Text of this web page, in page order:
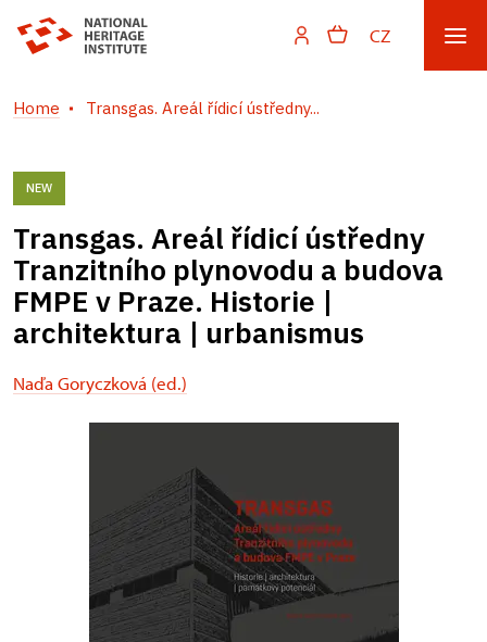
CZ
Home Transgas. Areál řídicí ústředny...
NEW
Transgas. Areál řídicí ústředny
Tranzitního plynovodu a budova
FMPE v Praze. Historie |
architektura | urbanismus
Naďa Goryczková (ed.)